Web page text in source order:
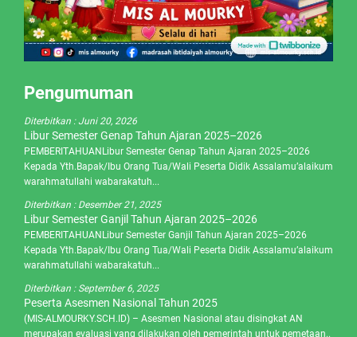
Pengumuman
Diterbitkan :Juni 20, 2026
Libur Semester Genap Tahun Ajaran 2025–2026
PEMBERITAHUANLibur Semester Genap Tahun Ajaran 2025–2026
Kepada Yth.Bapak/Ibu Orang Tua/Wali Peserta Didik Assalamu’alaikum
warahmatullahi wabarakatuh...
Diterbitkan : Desember 21, 2025
Libur Semester Ganjil Tahun Ajaran 2025–2026
PEMBERITAHUANLibur Semester Ganjil Tahun Ajaran 2025–2026
Kepada Yth.Bapak/Ibu Orang Tua/Wali Peserta Didik Assalamu’alaikum
warahmatullahi wabarakatuh...
Diterbitkan : September 6, 2025
Peserta Asesmen Nasional Tahun 2025
(MIS-ALMOURKY.SCH.ID) – Asesmen Nasional atau disingkat AN
merupakan evaluasi yang dilakukan oleh pemerintah untuk pemetaan..